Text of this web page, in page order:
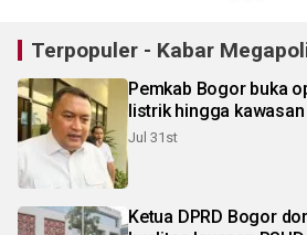
Terpopuler - Kabar
Pemkab Bogor buka
listrik hingga
Jul 31st
Ketua DPRD Bogor